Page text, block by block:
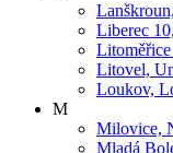
Liberec
Litovel,
Loukov,
M
Milovice,
Mladá